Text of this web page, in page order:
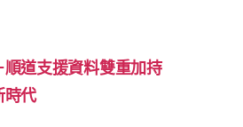
道支援資料雙重加持
代